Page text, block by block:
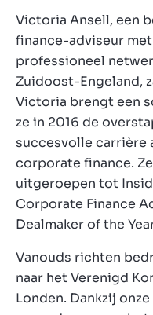
Victoria Ansell, een
finance-adviseur
professioneel
Zuidoost-Engeland,
Victoria brengt een
ze in 2016 de
succesvolle carrière
corporate finance.
uitgeroepen tot
Corporate Finance
Dealmaker of the
Vanouds richten
naar het Verenigd
Londen. Dankzij